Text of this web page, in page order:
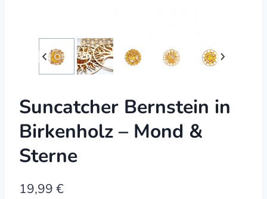
Suncatcher Bernstein in
Birkenholz – Mond &
Sterne
19,99 €